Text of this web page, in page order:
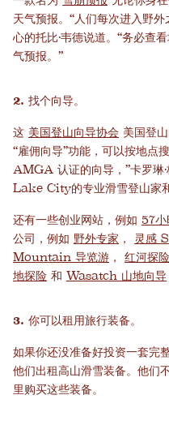
天气预报。“人们每次进入野
心的托比·韦德说道。“务必查
气预报。”
2. 找个向导。
这 美国登山向导协会 美国登
“雇佣向导”功能，可以按地点
AMGA 认证的向导，”卡罗琳
Lake City的专业滑雪登山家和
还有一些创业网站，例如 57小
公司，例如 野外专家 ， 灵感
Mountain 导览游 ， 红河探险
地探险 和 Wasatch 山地向导
3. 你可以租用旅行装备。
如果你还没准备好投资一套完
他们出租高山滑雪装备。他们
里购买这些装备。